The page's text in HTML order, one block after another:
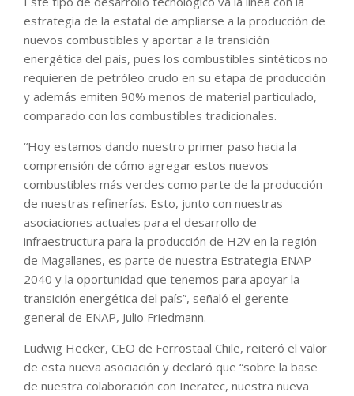
estrategia de la estatal de ampliarse a la producción de
nuevos combustibles y aportar a la transición
energética del país, pues los combustibles sintéticos no
requieren de petróleo crudo en su etapa de producción
y además emiten 90% menos de material particulado,
comparado con los combustibles tradicionales.
“Hoy estamos dando nuestro primer paso hacia la
comprensión de cómo agregar estos nuevos
combustibles más verdes como parte de la producción
de nuestras refinerías. Esto, junto con nuestras
asociaciones actuales para el desarrollo de
infraestructura para la producción de H2V en la región
de Magallanes, es parte de nuestra Estrategia ENAP
2040 y la oportunidad que tenemos para apoyar la
transición energética del país”, señaló el gerente
general de ENAP, Julio Friedmann.
Ludwig Hecker, CEO de Ferrostaal Chile, reiteró el valor
de esta nueva asociación y declaró que “sobre la base
de nuestra colaboración con Ineratec, nuestra nueva